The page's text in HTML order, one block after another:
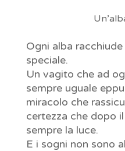
Ogni alba
speciale.
Un vagito che ad
sempre uguale
miracolo che
certezza che dopo
sempre la luce.
E i sogni non sono